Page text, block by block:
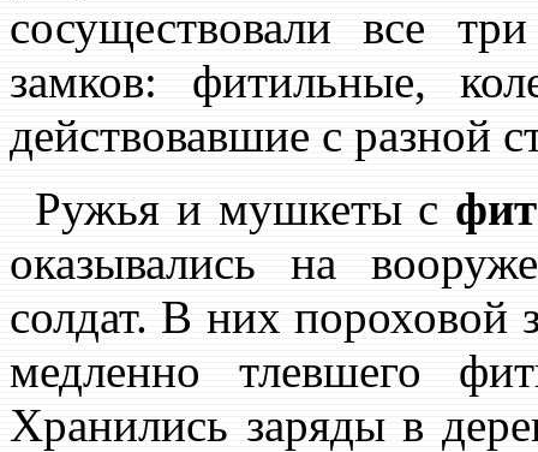
сосуществовали все
замков: фитильные,
действовавшие с разной
Ружья и мушкеты с
оказывались на
солдат. В них
медленно тлевшего
Хранились заряды в